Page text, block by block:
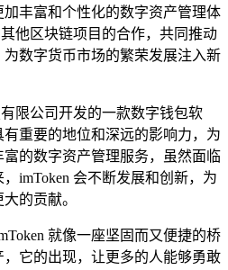
丰富和个性化的数字资产管理体
他区块链项目的合作，共同推动
数字货币市场的繁荣发展注入新
限公司开发的一款数字钱包软
重要的地位和深远的影响力，为
的数字资产管理服务，虽然面临
imToken 会不断发展和创新，为
的贡献。
就像一座坚固而又便捷的桥
它的出现，让更多的人能够勇敢